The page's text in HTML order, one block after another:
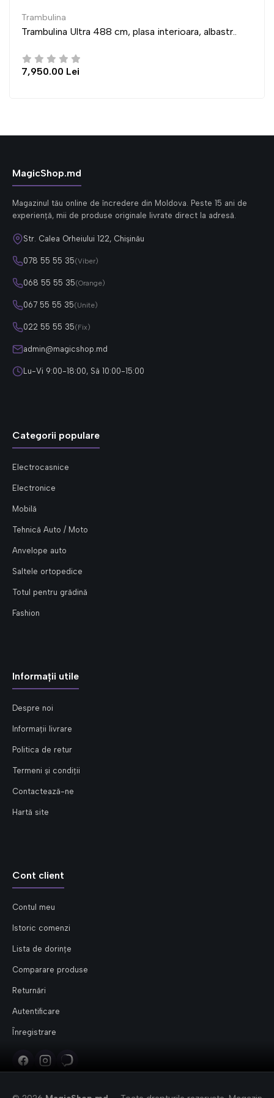
Ultra 488 cm, plasa interioara, albastr..
Lei
MagicShop.md
Magazinul tău online de încredere din Moldova. Peste 15 ani de
experiență, mii de produse originale livrate direct la adresă.
Str. Calea Orheiului 122, Chișinău
078 55 55 35(Viber)
068 55 55 35(Orange)
067 55 55 35(Unite)
022 55 55 35(Fix)
admin@magicshop.md
Lu-Vi 9:00-18:00, Sâ 10:00-15:00
Categorii populare
Electrocasnice
Electronice
Mobilă
Tehnică Auto / Moto
Anvelope auto
Saltele ortopedice
Totul pentru grădină
Fashion
Informații utile
Despre noi
Informații livrare
Politica de retur
Termeni și condiții
Contactează-ne
Hartă site
Cont client
Contul meu
Istoric comenzi
Lista de dorințe
Comparare produse
Returnări
Autentificare
Înregistrare